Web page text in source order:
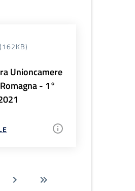
(162KB)
Unioncamere
- 1°